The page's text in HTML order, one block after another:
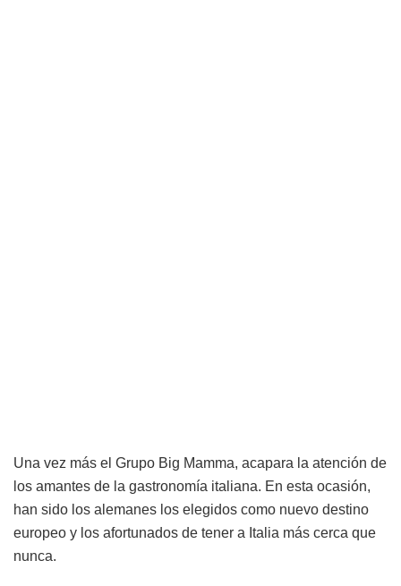
Una vez más el Grupo Big Mamma, acapara la atención de
los amantes de la gastronomía italiana. En esta ocasión,
han sido los alemanes los elegidos como nuevo destino
europeo y los afortunados de tener a Italia más cerca que
nunca.